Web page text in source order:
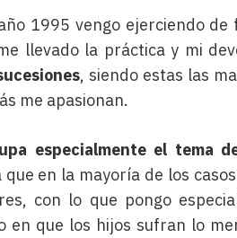
1995 vengo ejerciendo
llevado la práctica y mi
, siendo estas las
me apasionan.
especialmente el tema
que en la mayoría de los
con lo que pongo
en que los hijos sufran lo